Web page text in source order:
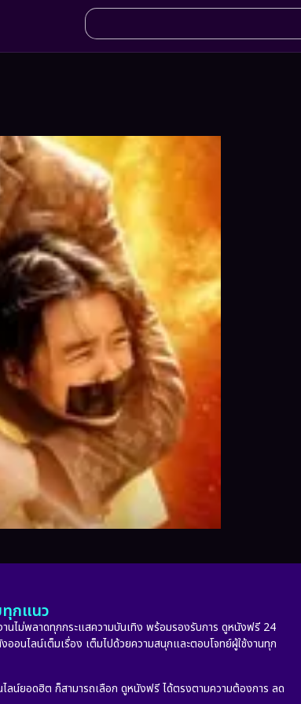
กแนว
นไม่พลาดทุกกระแสความบันเทิง พร้อมรองรับการ ดูหนังฟรี 24
อนไลน์เต็มเรื่อง เต็มไปด้วยความสนุกและตอบโจทย์ผู้ใช้งานทุก
ลน์ยอดฮิต ก็สามารถเลือก ดูหนังฟรี ได้ตรงตามความต้องการ ลด